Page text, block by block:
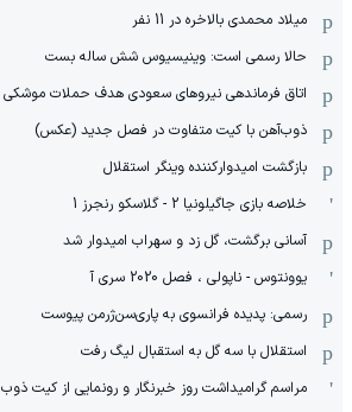
میلاد محمدی بالاخره در 11 نفر
حالا رسمی است: وینیسیوس شش ساله بست
اتاق فرماندهی نیروهای سعودی هدف حملات
ذوب‌آهن با کیت متفاوت در فصل جدید (عکس)
بازگشت امیدوارکننده وینگر استقلال
خلاصه بازی جاگیلونیا 2 - گلاسکو رنجرز 1
آسانی برگشت، گل زد و سهراب امیدوار شد
یوونتوس - ناپولی ، فصل 2020 سری آ
رسمی: پدیده فرانسوی به پاری‌سن‌ژرمن پیوست
استقلال با سه گل به استقبال لیگ رفت
مراسم گرامیداشت روز خبرنگار و رونمایی از کیت